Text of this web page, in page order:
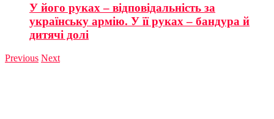
У його руках – відповідальність за
українську армію. У її руках – бандура й
дитячі долі
Previous Next